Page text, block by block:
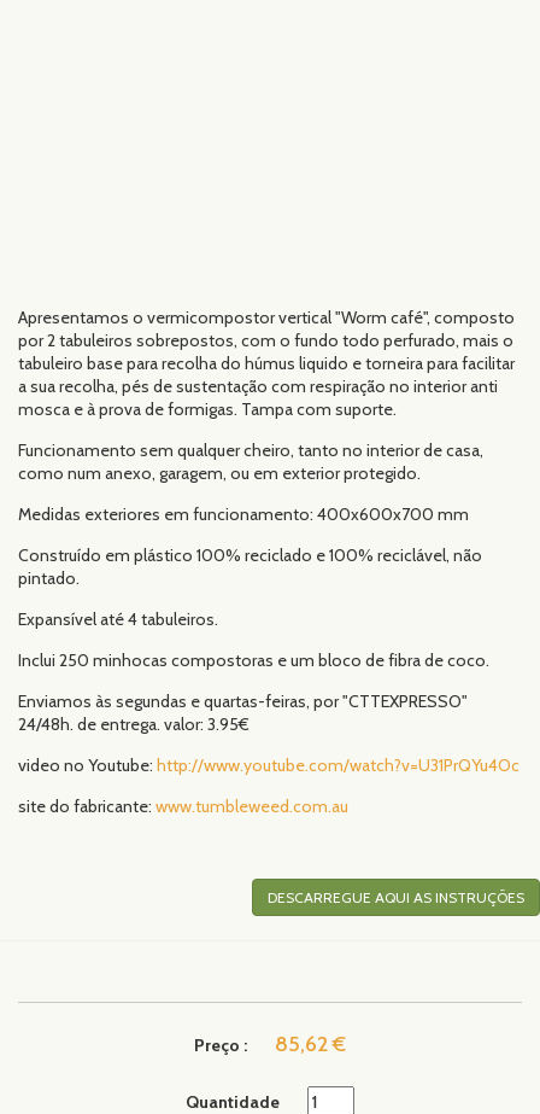
Apresentamos o vermicompostor vertical "Worm café", composto
por 2 tabuleiros sobrepostos, com o fundo todo perfurado, mais o
tabuleiro base para recolha do húmus liquido e torneira para facilitar
a sua recolha, pés de sustentação com respiração no interior anti
mosca e à prova de formigas. Tampa com suporte.
Funcionamento sem qualquer cheiro, tanto no interior de casa,
como num anexo, garagem, ou em exterior protegido.
Medidas exteriores em funcionamento: 400x600x700 mm
Construído em plástico 100% reciclado e 100% reciclável, não
pintado.
Expansível até 4 tabuleiros.
Inclui 250 minhocas compostoras e um bloco de fibra de coco.
Enviamos às segundas e quartas-feiras, por "CTTEXPRESSO"
24/48h. de entrega. valor: 3.95€
video no Youtube: http://www.youtube.com/watch?v=U31PrQYu4Oc
site do fabricante: www.tumbleweed.com.au
DESCARREGUE AQUI AS INSTRUÇÕES
Preço : 85,62 €
Quantidade